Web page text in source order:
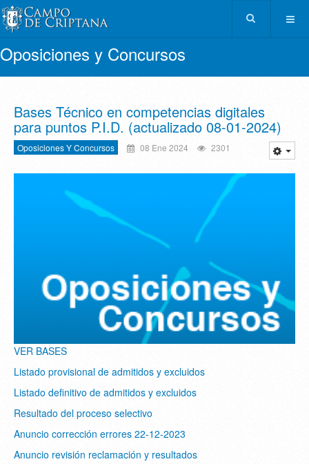
Oposiciones y Concursos
Bases Técnico en competencias digitales
para puntos P.I.D. (actualizado 08-01-2024)
Oposiciones Y Concursos 08 Ene 2024 2301
VER BASES
Listado provisional de admitidos y excluidos
Listado definitivo de admitidos y excluidos
Resultado del proceso selectivo
Anuncio corrección errores 22-12-2023
Anuncio revisión reclamación y resultados